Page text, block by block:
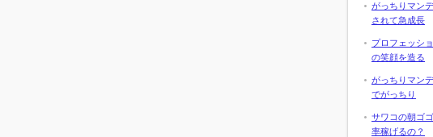
がっちりマン
されて急成長
プロフェッシ
の笑顔を造る
がっちりマン
でがっちり
サワコの朝ゴ
率稼げるの？